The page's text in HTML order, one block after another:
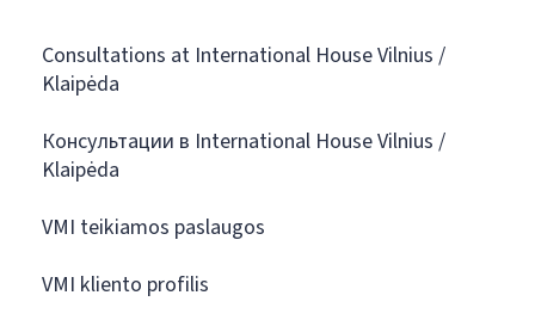
Consultations at International House Vilnius /
Klaipėda
Консультации в International House Vilnius /
Klaipėda
VMI teikiamos paslaugos
VMI kliento profilis